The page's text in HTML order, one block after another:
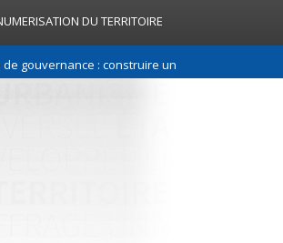
DU TERRITOIRE
gouvernance : construire une relation de